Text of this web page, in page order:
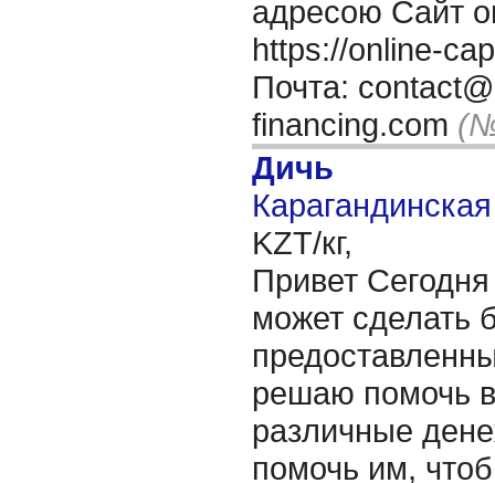
адресою Сайт
https://online-
Почта:
financing.com
Дичь
KZT/кг,
Привет
может сделать
решаю помочь
различные
помочь им,